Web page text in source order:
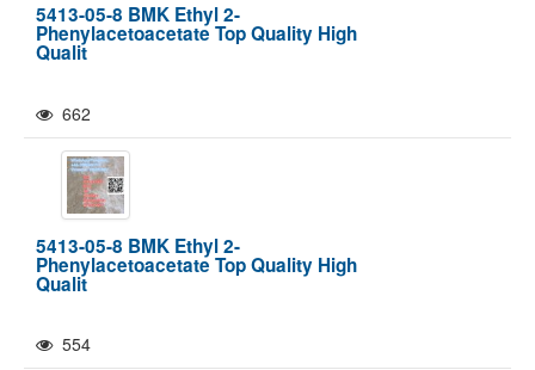
5413-05-8 BMK Ethyl 2-
Phenylacetoacetate Top Quality High
Qualit
662
5413-05-8 BMK Ethyl 2-
Phenylacetoacetate Top Quality High
Qualit
554